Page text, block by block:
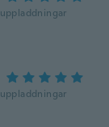
uppladdningar
uppladdningar